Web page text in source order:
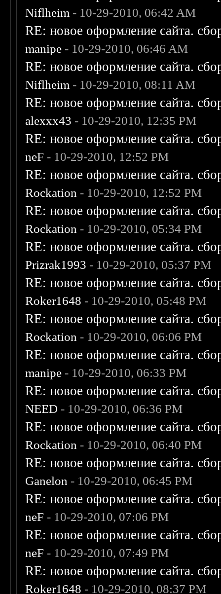
Niflheim - 10-29-2010, 06:42 AM
RE: новое оформление сайта.
manipe - 10-29-2010, 06:46 AM
RE: новое оформление сайта.
Niflheim - 10-29-2010, 08:11 AM
RE: новое оформление сайта.
alexxx43 - 10-29-2010, 12:35 PM
RE: новое оформление сайта.
neF - 10-29-2010, 12:52 PM
RE: новое оформление сайта.
Rockation - 10-29-2010, 12:52 PM
RE: новое оформление сайта.
Rockation - 10-29-2010, 05:34 PM
RE: новое оформление сайта.
Prizrak1993 - 10-29-2010, 05:37 PM
RE: новое оформление сайта.
Roker1648 - 10-29-2010, 05:48 PM
RE: новое оформление сайта.
Rockation - 10-29-2010, 06:06 PM
RE: новое оформление сайта.
manipe - 10-29-2010, 06:33 PM
RE: новое оформление сайта.
NEED - 10-29-2010, 06:36 PM
RE: новое оформление сайта.
Rockation - 10-29-2010, 06:40 PM
RE: новое оформление сайта.
Ganelon - 10-29-2010, 06:45 PM
RE: новое оформление сайта.
neF - 10-29-2010, 07:06 PM
RE: новое оформление сайта.
neF - 10-29-2010, 07:49 PM
RE: новое оформление сайта.
Roker1648 - 10-29-2010, 08:37 PM